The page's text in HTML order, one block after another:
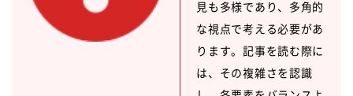
見も多様であり、多角的
な視点で考える必要があ
ります。記事を読む際に
は、その複雑さを認識